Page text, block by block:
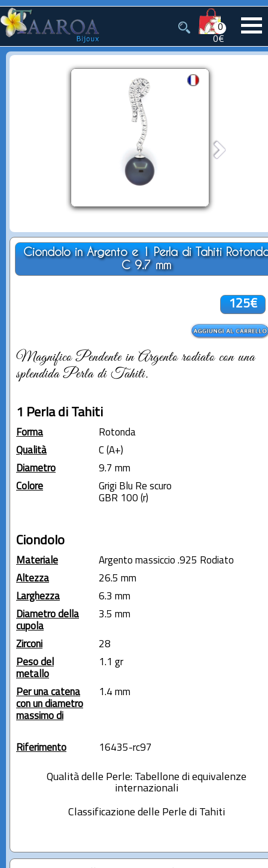
0
0€
Ciondolo in Argento e 1 Perla di Tahiti
C 9.7 mm
125€
Magnifico Pendente in Argento rodiato con una
splendida Perla di Tahiti.
1 Perla di Tahiti
Forma
Rotonda
Qualità
C (A+)
Diametro
9.7 mm
Colore
Grigi Blu Re scuro
GBR 100 (r)
Ciondolo
Materiale
Argento massiccio .925 Rodiato
Altezza
26.5 mm
Larghezza
6.3 mm
Diametro della
cupola
3.5 mm
Zirconi
28
Peso del
metallo
1.1 gr
Per una catena
con un diametro
massimo di
1.4 mm
Riferimento 16435-rc97
Qualità delle Perle: Tabellone di equivalenze
internazionali
Classificazione delle Perle di Tahiti